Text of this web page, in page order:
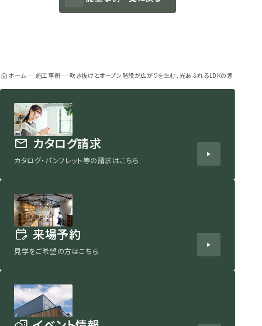
ホーム 施工事例 吹き抜けとオープン階段が広がりを生む、光あふれるLDKの家
カタログ請求
カタログ・パンフレット等の請求はこちら
来場予約
見学をご希望の方はこちら